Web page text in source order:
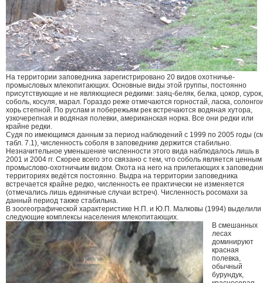
На территории заповедника зарегистрировано 20 видов охотничье-
промысловых млекопитающих. Основные виды этой группы, постоянно
присутствующие и не являющиеся редкими: заяц-беляк, белка, цокор, сурок,
соболь, косуля, марал. Гораздо реже отмечаются горностай, ласка,
хорь степной. По руслам и побережьям рек встречаются водяная хутора,
узкочерепная и водяная полевки, американская норка. Все они редки или
крайне редки.
Судя по имеющимся данным за период наблюдений с 1999 по 2005 годы
табл. 7.1), численность соболя в заповеднике держится стабильно.
Незначительное уменьшение численности этого вида наблюдалось лишь в
2001 и 2004 гг. Скорее всего это связано с тем, что соболь является ценным
промыслово-охотничьим видом. Охота на него на прилегающих к
территориях ведётся постоянно. Выдра на территории заповедника
встречается крайне редко, численность ее практически не изменяется
(отмечались лишь единичные случаи встреч). Численность росомахи за
данный период также стабильна.
В зоогеографической характеристике Н.П. и Ю.П. Малковы (1994) выделили
следующие комплексы населения млекопитающих.
В смешанных
лесах
доминируют
красная
полевка,
обычный
бурундук,